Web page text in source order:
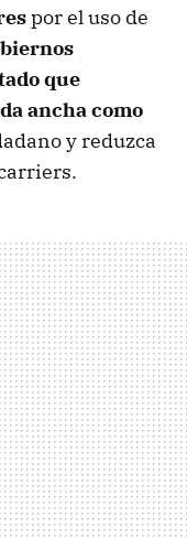
por el uso de
que
ancha como
y reduzca